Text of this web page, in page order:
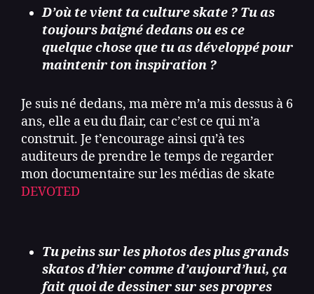
D’où te vient ta culture skate ? Tu as
toujours baigné dedans ou es ce
quelque chose que tu as développé pour
maintenir ton inspiration ?
Je suis né dedans, ma mère m’a mis dessus à 6
ans, elle a eu du flair, car c’est ce qui m’a
construit. Je t’encourage ainsi qu’à tes
auditeurs de prendre le temps de regarder
mon documentaire sur les médias de skate
DEVOTED
Tu peins sur les photos des plus grands
skatos d’hier comme d’aujourd’hui, ça
fait quoi de dessiner sur ses propres